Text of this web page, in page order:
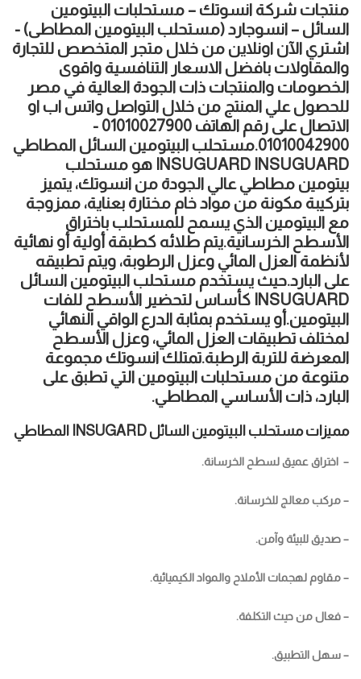
منتجات شركة انسوتك – مستحلبات البيتومين
السائل – انسوجارد (مستحلب البيتومين المطاطى) -
اشتري الآن اونلاين من خلال متجر المتخصص للتجارة
والمقاولات بافضل الاسعار التنافسية واقوى
الخصومات والمنتجات ذات الجودة العالية في مصر
للحصول علي المنتج من خلال التواصل واتس اب او
الاتصال على رقم الهاتف 01010027900 -
01010042900.مستحلب البيتومين السائل المطاطي
INSUGUARD INSUGUARD هو مستحلب
بيتومين مطاطي عالي الجودة من انسوتك، يتميز
بتركيبة مكونة من مواد خام مختارة بعناية، ممزوجة
مع البيتومين الذي يسمح للمستحلب باختراق
الأسطح الخرسانية.يتم طلائه كطبقة أولية أو نهائية
لأنظمة العزل المائي وعزل الرطوبة، ويتم تطبيقه
على البارد.حيث يستخدم مستحلب البيتومين السائل
INSUGUARD كأساس لتحضير الأسطح للفات
البيتومين.أو يستخدم بمثابة الدرع الواقي النهائي
لمختلف تطبيقات العزل المائي، وعزل الأسطح
المعرضة للتربة الرطبة.تمتلك انسوتك مجموعة
متنوعة من مستحلبات البيتومين التي تطبق على
البارد، ذات الأساسي المطاطي.
مميزات مستحلب البيتومين السائل INSUGARD المطاطي
– اختراق عميق لسطح الخرسانة.
– مركب معالج للخرسانة.
– صديق للبيئة وآمن.
– مقاوم لهجمات الأملاح والمواد الكيميائية.
– فعال من حيث التكلفة.
– سهل التطبيق.